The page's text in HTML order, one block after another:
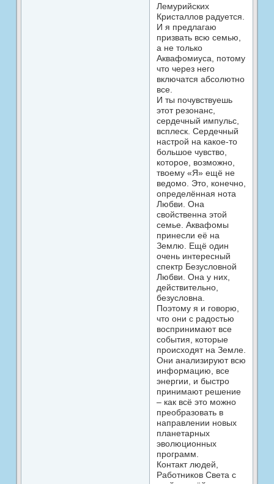
Лемурийских
Кристаллов радуется.
И я предлагаю
призвать всю семью,
а не только
Аквафомиуса, потому
что через него
включатся абсолютно
все.
И ты почувствуешь
этот резонанс,
сердечный импульс,
всплеск. Сердечный
настрой на какое-то
большое чувство,
которое, возможно,
твоему «Я» ещё не
ведомо. Это, конечно,
определённая нота
Любви. Она
свойственна этой
семье. Аквафомы
принесли её на
Землю. Ещё один
очень интересный
спектр Безусловной
Любви. Она у них,
действительно,
безусловна.
Поэтому я и говорю,
что они с радостью
воспринимают все
события, которые
происходят на Земле.
Они анализируют всю
информацию, все
энергии, и быстро
принимают решение
– как всё это можно
преобразовать в
направлении новых
планетарных
эволюционных
программ.
Контакт людей,
Работников Света с